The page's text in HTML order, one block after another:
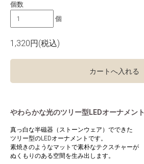
個数
個
1,320円(税込)
カートへ入れる
やわらかな光のツリー型LEDオーナメント
真っ白な半磁器（ストーンウェア）でできた
ツリー型のLEDオーナメントです。
素焼きのようなマットで素朴なテクスチャーが
ぬくもりのある空間を生み出します。